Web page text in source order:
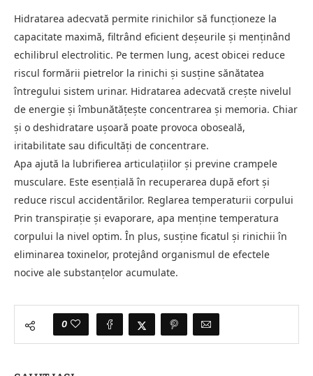
Hidratarea adecvată permite rinichilor să funcționeze la
capacitate maximă, filtrând eficient deșeurile și menținând
echilibrul electrolitic. Pe termen lung, acest obicei reduce
riscul formării pietrelor la rinichi și susține sănătatea
întregului sistem urinar. Hidratarea adecvată crește nivelul
de energie și îmbunătățește concentrarea și memoria. Chiar
și o deshidratare ușoară poate provoca oboseală,
iritabilitate sau dificultăți de concentrare.
Apa ajută la lubrifierea articulațiilor și previne crampele
musculare. Este esențială în recuperarea după efort și
reduce riscul accidentărilor. Reglarea temperaturii corpului
Prin transpirație și evaporare, apa menține temperatura
corpului la nivel optim. În plus, susține ficatul și rinichii în
eliminarea toxinelor, protejând organismul de efectele
nocive ale substanțelor acumulate.
0